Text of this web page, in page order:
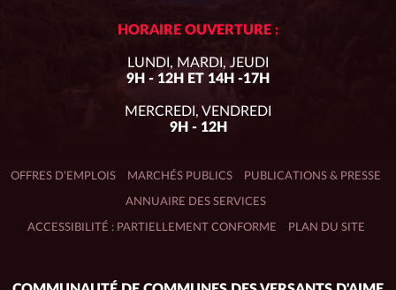
HORAIRE OUVERTURE :
LUNDI, MARDI, JEUDI
9H - 12H ET 14H -17H
MERCREDI, VENDREDI
9H - 12H
OFFRES D’EMPLOIS MARCHÉS PUBLICS PUBLICATIONS & PRESSE
ANNUAIRE DES SERVICES
ACCESSIBILITÉ : PARTIELLEMENT CONFORME PLAN DU SITE